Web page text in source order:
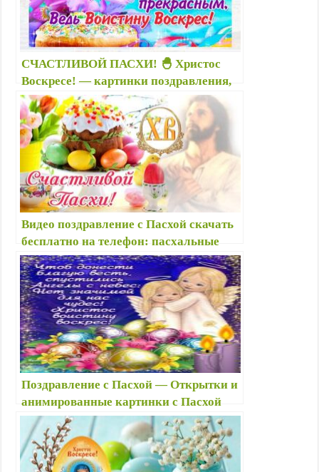
СЧАСТЛИВОЙ ПАСХИ! 🐣 Христос
Воскресе! — картинки поздравления,
открытки — Суббота Великая перед
Пасхой: — З Великодньою суботою і
Великоднем
Видео поздравление с Пасхой скачать
бесплатно на телефон: пасхальные
поздравления видео открытки —
Поздравления с Пасхой в стихах и
видео — Поздравления с Пасхой
Христовой 2021 короткие в стихах
красивые
Поздравление с Пасхой — Открытки и
анимированные картинки с Пасхой
красивые — Детские христианские
стихи на Пасху